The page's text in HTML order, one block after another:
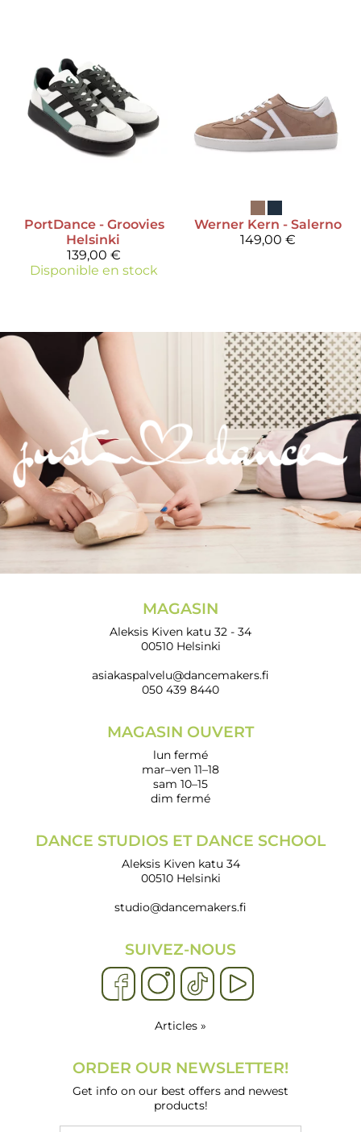
PortDance - Groovies
Helsinki
139,00 €
Disponible en stock
Werner Kern - Salerno
149,00 €
MAGASIN
Aleksis Kiven katu 32 - 34
00510 Helsinki
asiakaspalvelu@dancemakers.fi
050 439 8440
MAGASIN OUVERT
lun fermé
mar–ven 11–18
sam 10–15
dim fermé
DANCE STUDIOS ET DANCE SCHOOL
Aleksis Kiven katu 34
00510 Helsinki
studio@dancemakers.fi
SUIVEZ-NOUS
Articles »
ORDER OUR NEWSLETTER!
Get info on our best offers and newest
products!